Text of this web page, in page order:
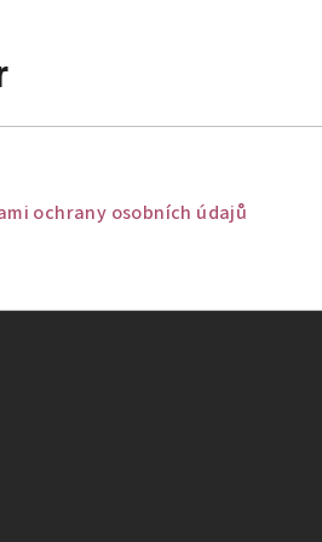
ochrany osobních údajů